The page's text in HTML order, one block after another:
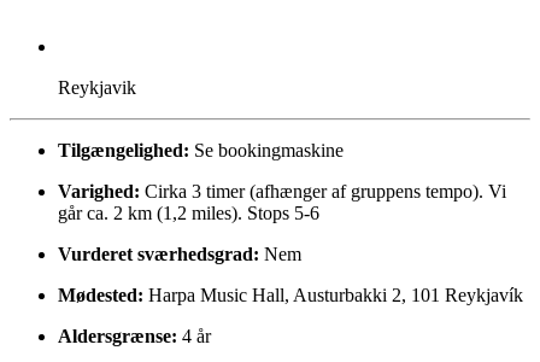
Reykjavik
Tilgængelighed: Se bookingmaskine
Varighed: Cirka 3 timer (afhænger af gruppens tempo). Vi
går ca. 2 km (1,2 miles). Stops 5-6
Vurderet sværhedsgrad: Nem
Mødested: Harpa Music Hall, Austurbakki 2, 101 Reykjavík
Aldersgrænse: 4 år